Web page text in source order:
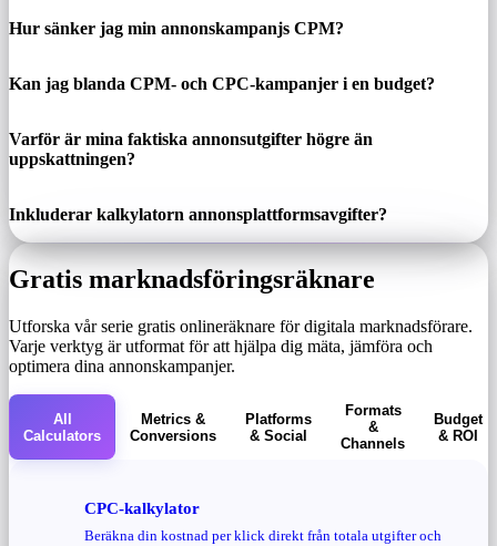
Hur sänker jag min annonskampanjs CPM?
Kan jag blanda CPM- och CPC-kampanjer i en budget?
Varför är mina faktiska annonsutgifter högre än
uppskattningen?
Inkluderar kalkylatorn annonsplattformsavgifter?
Gratis marknadsföringsräknare
Utforska vår serie gratis onlineräknare för digitala marknadsförare.
Varje verktyg är utformat för att hjälpa dig mäta, jämföra och
optimera dina annonskampanjer.
All
Calculators
Metrics &
Conversions
Platforms
& Social
Formats
&
Channels
Budget
& ROI
CPC-kalkylator
Beräkna din kostnad per klick direkt från totala utgifter och